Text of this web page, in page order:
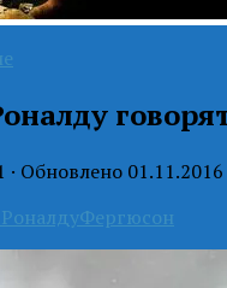
· Обновлено
РоналдуФергюсон